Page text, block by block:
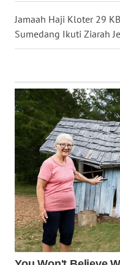
Jamaah Haji Kloter 29
Sumedang Ikuti Ziarah
WN
BENGKULU
WN
LAMPUNG
WN
JATENG
WN
NUSANTARA
WN
JOGJA